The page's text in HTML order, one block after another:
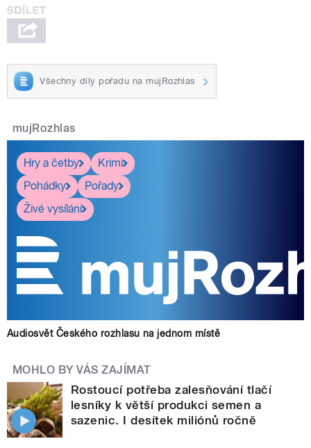
Všechny díly pořadu na mujRozhlas
mujRozhlas
Hry a četby
Krimi
Pohádky
Pořady
Živé vysílání
Audiosvět Českého rozhlasu na jednom místě
MOHLO BY VÁS ZAJÍMAT
Rostoucí potřeba zalesňování tlačí
lesníky k větší produkci semen a
sazenic. I desítek miliónů ročně